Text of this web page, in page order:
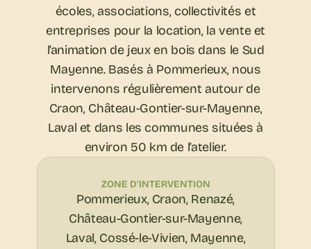
écoles, associations, collectivités et
entreprises pour la location, la vente et
l’animation de jeux en bois dans le Sud
Mayenne. Basés à Pommerieux, nous
intervenons régulièrement autour de
Craon, Château-Gontier-sur-Mayenne,
Laval et dans les communes situées à
environ 50 km de l’atelier.
ZONE D’INTERVENTION
Pommerieux, Craon, Renazé,
Château-Gontier-sur-Mayenne,
Laval, Cossé-le-Vivien, Mayenne,